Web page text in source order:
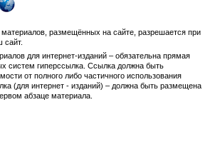
размещённых на сайте, разрешается при
сайт.
для интернет-изданий – обязательна прямая
систем гиперссылка. Ссылка должна быть
от полного либо частичного использования
(для интернет - изданий) – должна быть размещена
абзаце материала.